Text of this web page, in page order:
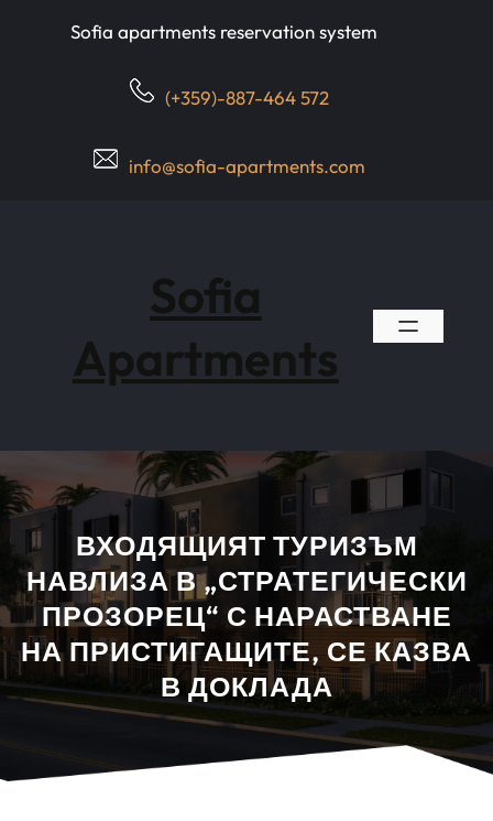
Sofia apartments reservation system
(+359)-887-464 572
info@sofia-apartments.com
Sofia
Apartments
ВХОДЯЩИЯТ ТУРИЗЪМ
НАВЛИЗА В „СТРАТЕГИЧЕСКИ
ПРОЗОРЕЦ“ С НАРАСТВАНЕ
НА ПРИСТИГАЩИТЕ, СЕ КАЗВА
В ДОКЛАДА